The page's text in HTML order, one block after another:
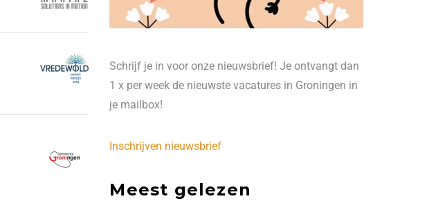
Schrijf je in voor onze nieuwsbrief! Je ontvangt dan
1 x per week de nieuwste vacatures in Groningen in
je mailbox!
Inschrijven nieuwsbrief
Meest gelezen